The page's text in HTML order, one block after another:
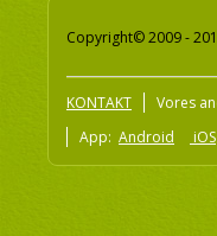
Copyright© 2009 -
KONTAKT Vores
App: Android iOS